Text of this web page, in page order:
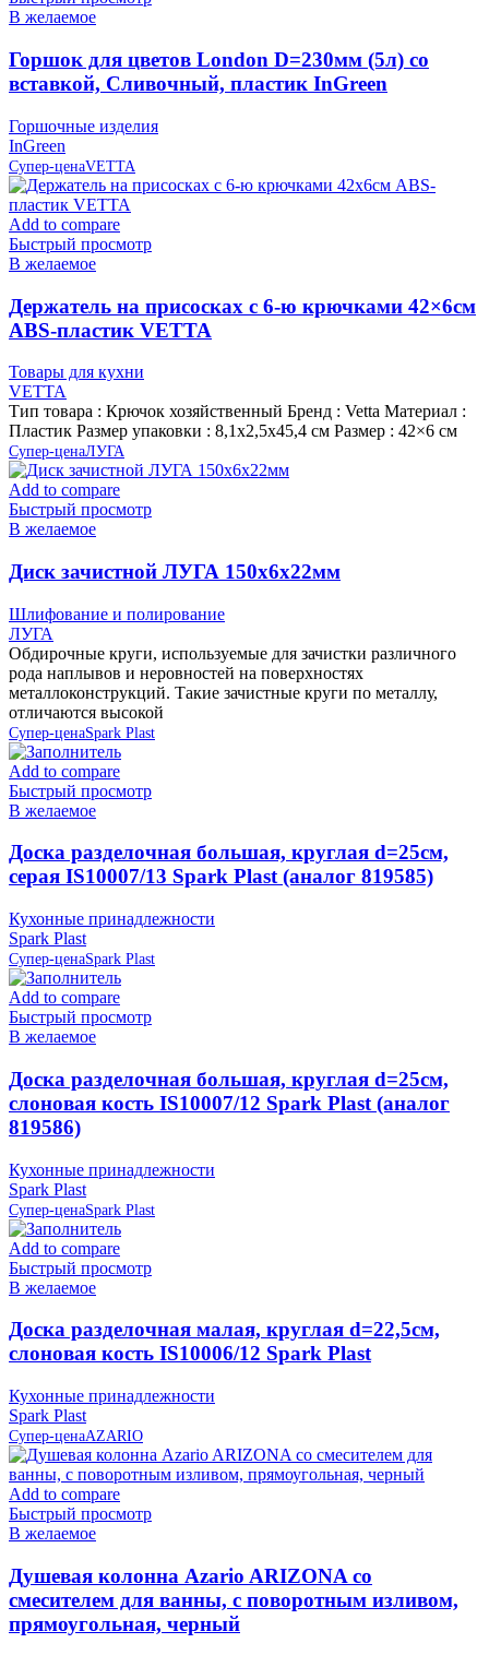
В желаемое
Горшок для цветов London D=230мм (5л) со
вставкой, Сливочный, пластик InGreen
Горшочные изделия
InGreen
Супер-ценаVETTA
Add to compare
Быстрый просмотр
В желаемое
Держатель на присосках с 6-ю крючками 42×6см
ABS-пластик VETTA
Товары для кухни
VETTA
Тип товара : Крючок хозяйственный Бренд : Vetta Материал :
Пластик Размер упаковки : 8,1х2,5х45,4 см Размер : 42×6 см
Супер-ценаЛУГА
Add to compare
Быстрый просмотр
В желаемое
Диск зачистной ЛУГА 150х6х22мм
Шлифование и полирование
ЛУГА
Обдирочные круги, используемые для зачистки различного
рода наплывов и неровностей на поверхностях
металлоконструкций. Такие зачистные круги по металлу,
отличаются высокой
Супер-ценаSpark Plast
Add to compare
Быстрый просмотр
В желаемое
Доска разделочная большая, круглая d=25см,
серая IS10007/13 Spark Plast (аналог 819585)
Кухонные принадлежности
Spark Plast
Супер-ценаSpark Plast
Add to compare
Быстрый просмотр
В желаемое
Доска разделочная большая, круглая d=25см,
слоновая кость IS10007/12 Spark Plast (аналог
819586)
Кухонные принадлежности
Spark Plast
Супер-ценаSpark Plast
Add to compare
Быстрый просмотр
В желаемое
Доска разделочная малая, круглая d=22,5см,
слоновая кость IS10006/12 Spark Plast
Кухонные принадлежности
Spark Plast
Супер-ценаAZARIO
Add to compare
Быстрый просмотр
В желаемое
Душевая колонна Azario ARIZONA со
смесителем для ванны, с поворотным изливом,
прямоугольная, черный